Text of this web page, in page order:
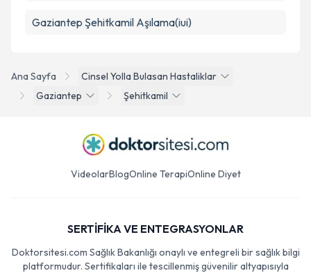
Ana Sayfa
Cinsel Yolla Bulasan Hastaliklar
Gaziantep
Şehitkamil
Gaziantep Şehitkamil Aşılama(iui)
VideolarBlogOnline TerapiOnline Diyet
SERTİFİKA VE ENTEGRASYONLAR
Doktorsitesi.com Sağlık Bakanlığı onaylı ve entegreli bir sağlık bilgi
platformudur. Sertifikaları ile tescillenmiş güvenilir altyapısıyla